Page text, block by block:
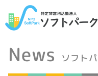
News ソフト